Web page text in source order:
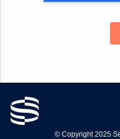
© Copyright 2025